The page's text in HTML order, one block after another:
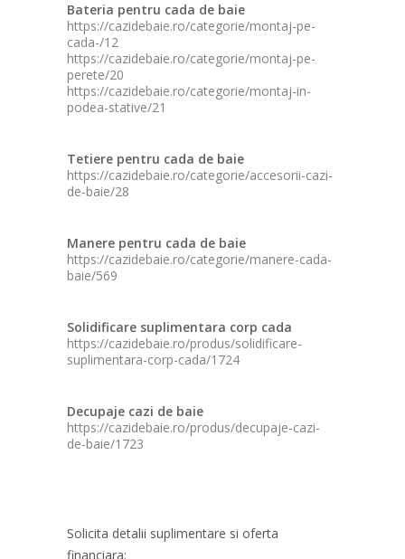
Bateria pentru cada de baie
https://cazidebaie.ro/categorie/montaj-pe-
cada-/12
https://cazidebaie.ro/categorie/montaj-pe-
perete/20
https://cazidebaie.ro/categorie/montaj-in-
podea-stative/21
Tetiere pentru cada de baie
https://cazidebaie.ro/categorie/accesorii-cazi-
de-baie/28
Manere pentru cada de baie
https://cazidebaie.ro/categorie/manere-cada-
baie/569
Solidificare suplimentara corp cada
https://cazidebaie.ro/produs/solidificare-
suplimentara-corp-cada/1724
Decupaje cazi de baie
https://cazidebaie.ro/produs/decupaje-cazi-
de-baie/1723
Solicita detalii suplimentare si oferta
financiara: